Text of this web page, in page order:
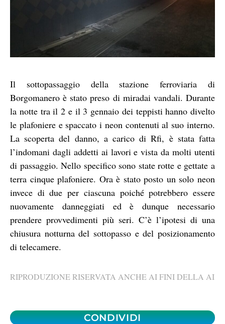
Il sottopassaggio della stazione ferroviaria di
Borgomanero è stato preso di miradai vandali. Durante
la notte tra il 2 e il 3 gennaio dei teppisti hanno divelto
le plafoniere e spaccato i neon contenuti al suo interno.
La scoperta del danno, a carico di Rfi, è stata fatta
l’indomani dagli addetti ai lavori e vista da molti utenti
di passaggio. Nello specifico sono state rotte e gettate a
terra cinque plafoniere. Ora è stato posto un solo neon
invece di due per ciascuna poiché potrebbero essere
nuovamente danneggiati ed è dunque necessario
prendere provvedimenti più seri. C’è l’ipotesi di una
chiusura notturna del sottopasso e del posizionamento
di telecamere.
RIPRODUZIONE RISERVATA ANCHE AI FINI DELLA AI
CONDIVIDI